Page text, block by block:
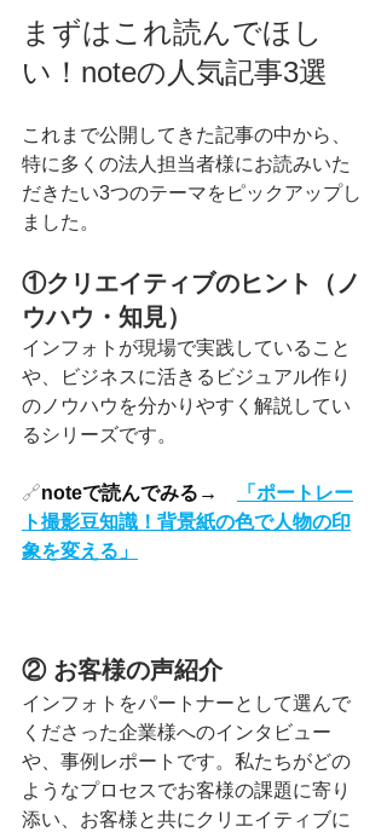
まずはこれ読んでほし
い！noteの人気記事3選
これまで公開してきた記事の中から、
特に多くの法人担当者様にお読みいた
だきたい3つのテーマをピックアップし
ました。
①クリエイティブのヒント（ノ
ウハウ・知見）
インフォトが現場で実践していること
や、ビジネスに活きるビジュアル作り
のノウハウを分かりやすく解説してい
るシリーズです。
🔗noteで読んでみる→ 「 ポートレー
ト撮影豆知識！背景紙の色で人物の印
象を変える」
② お客様の声紹介
インフォトをパートナーとして選んで
くださった企業様へのインタビュー
や、事例レポートです。私たちがどの
ようなプロセスでお客様の課題に寄り
添い、お客様と共にクリエイティブに